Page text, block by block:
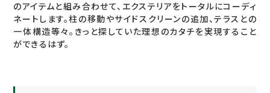
のアイテムと組み合わせて、エクステリアをトータルにコーディ
ネートします。柱の移動やサイドスクリーンの追加、テラスとの
一体構造等々。きっと探していた理想のカタチを実現すること
ができるはず。